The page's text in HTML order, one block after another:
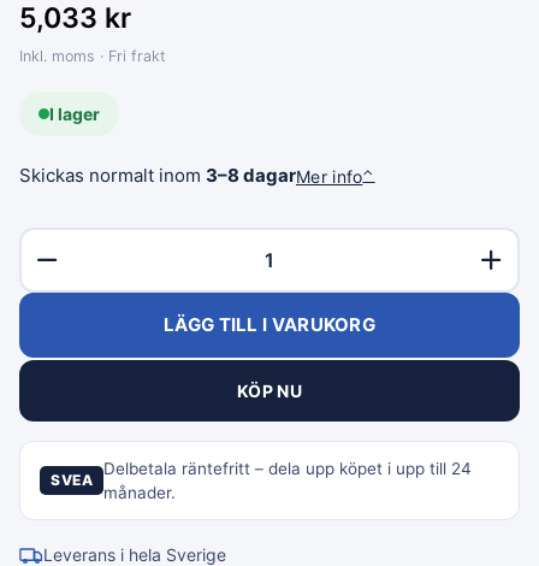
5,033 kr
Inkl. moms · Fri frakt
I lager
Skickas normalt inom 3–8 dagarMer info⌃
LÄGG TILL I VARUKORG
KÖP NU
SVEA
Delbetala räntefritt – dela upp köpet i upp till 24
månader.
Leverans i hela Sverige